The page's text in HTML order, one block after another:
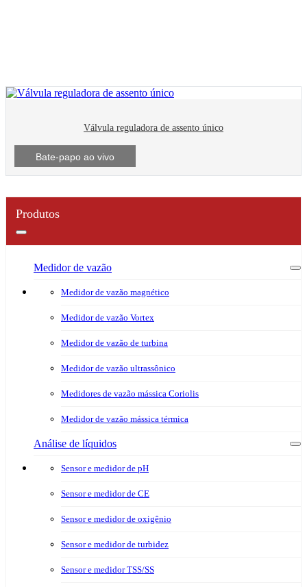
Válvula reguladora de assento único
Bate-papo ao vivo
Produtos
Medidor de vazão
Medidor de vazão magnético
Medidor de vazão Vortex
Medidor de vazão de turbina
Medidor de vazão ultrassônico
Medidores de vazão mássica Coriolis
Medidor de vazão mássica térmica
Análise de líquidos
Sensor e medidor de pH
Sensor e medidor de CE
Sensor e medidor de oxigênio
Sensor e medidor de turbidez
Sensor e medidor TSS/SS